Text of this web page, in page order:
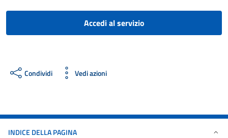
Accedi al servizio
Condividi Vedi azioni
INDICE DELLA PAGINA